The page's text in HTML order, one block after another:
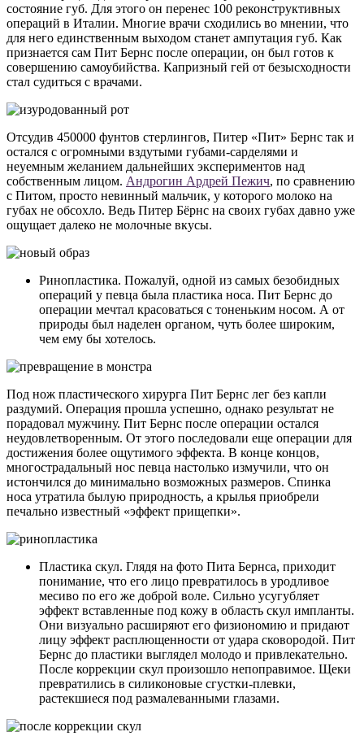
состояние губ. Для этого он перенес 100 реконструктивных
операций в Италии. Многие врачи сходились во мнении, что
для него единственным выходом станет ампутация губ. Как
признается сам Пит Бернс после операции, он был готов к
совершению самоубийства. Капризный гей от безысходности
стал судиться с врачами.
Отсудив 450000 фунтов стерлингов, Питер «Пит» Бернс так и
остался с огромными вздутыми губами-сарделями и
неуемным желанием дальнейших экспериментов над
собственным лицом. Андрогин Ардрей Пежич, по сравнению
с Питом, просто невинный мальчик, у которого молоко на
губах не обсохло. Ведь Питер Бёрнс на своих губах давно уже
ощущает далеко не молочные вкусы.
Ринопластика. Пожалуй, одной из самых безобидных
операций у певца была пластика носа. Пит Бернс до
операции мечтал красоваться с тоненьким носом. А от
природы был наделен органом, чуть более широким,
чем ему бы хотелось.
Под нож пластического хирурга Пит Бернс лег без капли
раздумий. Операция прошла успешно, однако результат не
порадовал мужчину. Пит Бернс после операции остался
неудовлетворенным. От этого последовали еще операции для
достижения более ощутимого эффекта. В конце концов,
многострадальный нос певца настолько измучили, что он
истончился до минимально возможных размеров. Спинка
носа утратила былую природность, а крылья приобрели
печально известный «эффект прищепки».
Пластика скул. Глядя на фото Пита Бернса, приходит
понимание, что его лицо превратилось в уродливое
месиво по его же доброй воле. Сильно усугубляет
эффект вставленные под кожу в область скул импланты.
Они визуально расширяют его физиономию и придают
лицу эффект расплющенности от удара сковородой. Пит
Бернс до пластики выглядел молодо и привлекательно.
После коррекции скул произошло непоправимое. Щеки
превратились в силиконовые сгустки-плевки,
растекшиеся под размалеванными глазами.